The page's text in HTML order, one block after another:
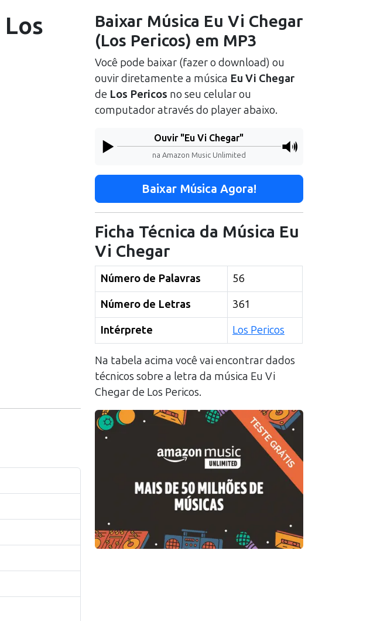
Los
Baixar Música Eu Vi Chegar
(Los Pericos) em MP3
Você pode baixar (fazer o download) ou
ouvir diretamente a música Eu Vi Chegar
de Los Pericos no seu celular ou
computador através do player abaixo.
Ouvir "Eu Vi Chegar"
na Amazon Music Unlimited
Baixar Música Agora!
Ficha Técnica da Música Eu
Vi Chegar
Número de Palavras
56
Número de Letras
361
Intérprete
Los Pericos
Na tabela acima você vai encontrar dados
técnicos sobre a letra da música Eu Vi
Chegarde Los Pericos.